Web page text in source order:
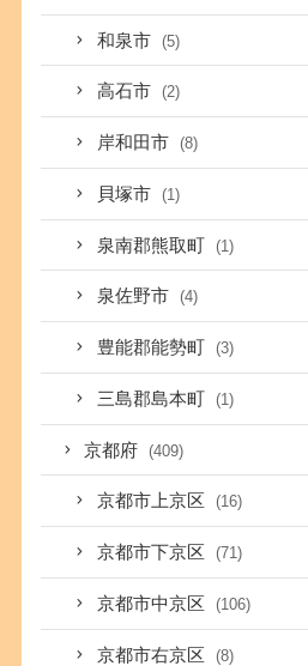
和泉市 (5)
高石市 (2)
岸和田市 (8)
貝塚市 (1)
泉南郡熊取町 (1)
泉佐野市 (4)
豊能郡能勢町 (3)
三島郡島本町 (1)
京都府 (409)
京都市上京区 (16)
京都市下京区 (71)
京都市中京区 (106)
京都市右京区 (8)